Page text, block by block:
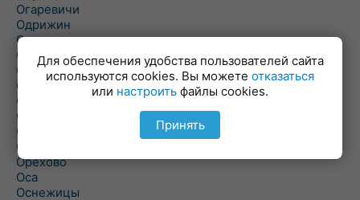
Огаревичи
Одрижин
Оздамичи
Озяты
Олтуш
Ольманы
Ольпень
Ольшаны
Омельная
Ополь
Орехово
Оса
Оснежицы
Для обеспечения удобства пользователей сайта
используются cookies. Вы можете отказаться
или настроить файлы cookies.
Принять